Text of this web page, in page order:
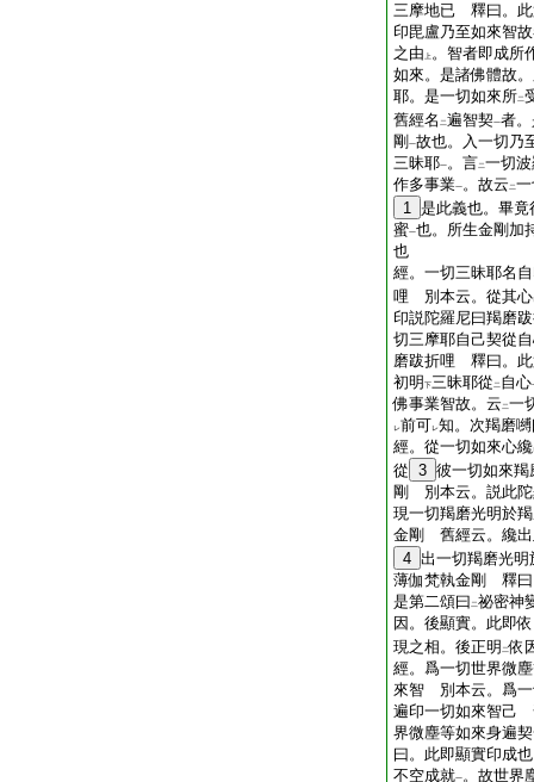
三摩地已 釋曰。此
印毘盧乃至如來智
之由
上 。智者即成所
如來。是諸佛體故
耶。是一切如來所二
舊經名 二遍智契一者
剛 一故也。入一切乃
三昧耶一。言二一切
作多事業一。故云 二
1 是此義也。畢竟
蜜一也。所生金剛加
也
經。一切三昧耶名
哩 別本云。從其心
印説陀羅尼曰羯磨
切三摩耶自己契從
磨跋折哩 釋曰。此
初明 下三昧耶從 二 自心
佛事業智故。云 二一
レ前可レ知。次羯磨
經。從一切如來心
從 3 彼一切如來羯
剛 別本云。説此陀
現一切羯磨光明於
金剛 舊經云。纔出
4 出一切羯磨光
薄伽梵執金剛 釋曰
是第二頌曰 二祕密神
因。後顯實。此即
現之相。後正明 二依
經。爲一切世界微
來智 別本云。爲一
遍印一切如來智己
界微塵等如來身遍
曰。此即顯實印成
不空成就一。故世界